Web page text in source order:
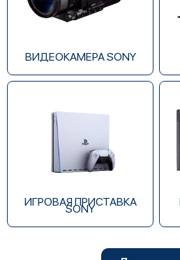
ВИДЕОКАМЕРА SONY
ИГРОВАЯ ПРИСТАВКА
SONY